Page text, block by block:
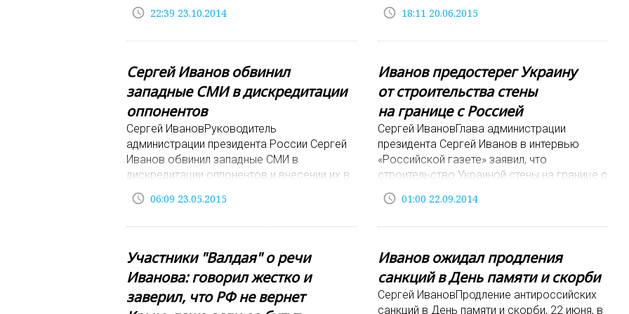
последние события: катастрофу во
МИДа о предложении Вла
access_time 22:39 23.10.2014
эту тему с Владимиром Путиным. Об этом
он со
access_time 18:11 20.06.2015
Сергей Иванов обвинил
западные СМИ в дискредитации
оппонентов
Сергей ИвановРуководитель
администрации президента России Сергей
Иванов обвинил западные СМИ в
дискредитации оппонентов и внесении их в
«черные списки». Свое мнение он высказал
в интервью RT.По словам
access_time 06:09 23.05.2015
Иванов предостерег Украину
от строительства стены
на границе с Россией
Сергей ИвановГлава администрации
президента Сергей Иванов в интервью
«Российской газете» заявил, что
строительство Украиной стены на границе с
Россией сделает невозможным
восстановление отношений межд
access_time 01:00 22.09.2014
Участники "Валдая" о речи
Иванова: говорил жестко и
заверил, что РФ не вернет
Иванов ожидал продления
санкций в День памяти и скорби
Сергей ИвановПродление антироссийских
санкций в День памяти и скорби, 22 июня, в